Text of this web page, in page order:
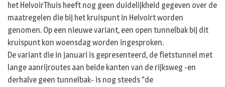
het HelvoirThuis heeft nog geen duidelijkheid gegeven over de
maatregelen die bij het kruispunt in Helvoirt worden
genomen. Op een nieuwe variant, een open tunnelbak bij dit
kruispunt kon woensdag worden ingesproken.
De variant die in januari is gepresenteerd, de fietstunnel met
lange aanrijroutes aan beide kanten van de rijksweg -en
derhalve geen tunnelbak- is nog steeds “de